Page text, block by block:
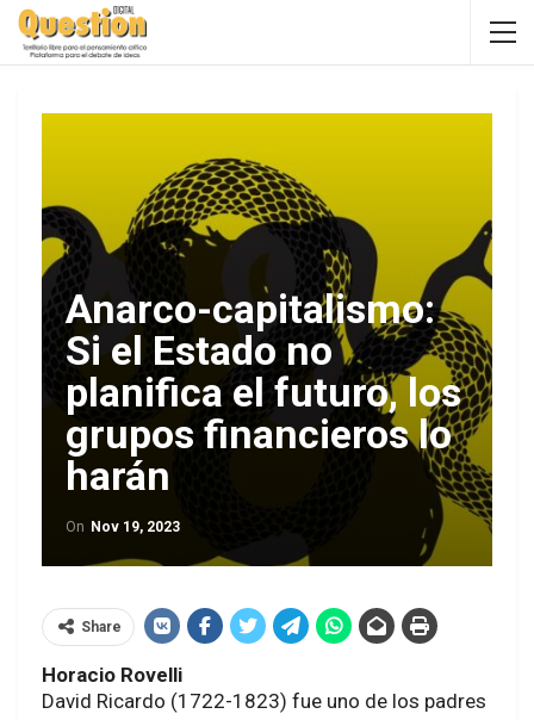
Anarco-capitalismo:
Si el Estado no
planifica el futuro, los
grupos financieros lo
harán
On Nov 19, 2023
Share
Horacio Rovelli
David Ricardo (1722-1823) fue uno de los padres